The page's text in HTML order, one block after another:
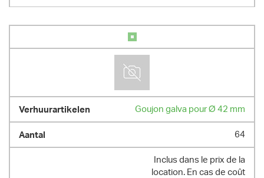
Goujon galva pour Ø 42 mm
64
Inclus dans le prix de la
location. En cas de coût